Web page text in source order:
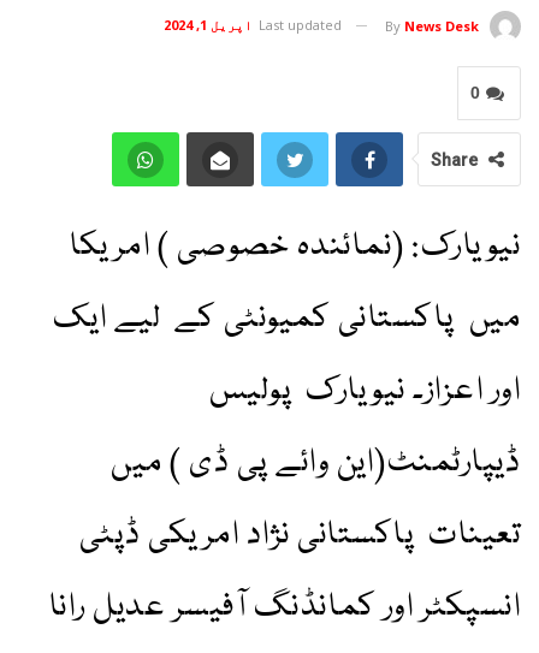
By News Desk
Last updated اپریل 1, 2024
0
Share
نیویارک: (نمائندہ خصوصی ) امریکا
میں پاکستانی کمیونٹی کے لیے ایک
اور اعزاز۔ نیویارک پولیس
ڈیپارٹمنٹ(این وائے پی ڈی ) میں
تعینات پاکستانی نژاد امریکی ڈپٹی
انسپکٹر اور کمانڈنگ آفیسر عدیل رانا